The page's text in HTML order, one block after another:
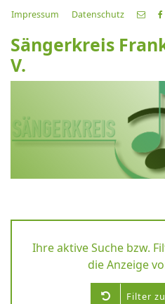
Impressum Datenschutz
Sängerkreis
V.
Ihre aktive Suche bzw.
die Anzeige
Filter